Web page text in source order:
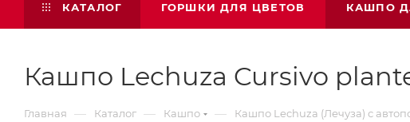
КАТАЛОГ ГОРШКИ ДЛЯ ЦВЕТОВ КАШПО
Кашпо Lechuza Cursivo
Главная — Каталог — Кашпо — Кашпо Lechuza (Лечуза) с